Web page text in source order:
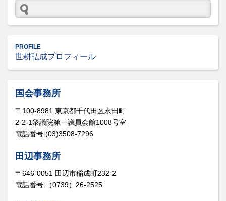
PROFILE
世耕弘成プロフィール
国会事務所
〒100-8981 東京都千代田区永田町
2-2-1衆議院第一議員会館1008号室
電話番号:(03)3508-7296
田辺事務所
〒646-0051 田辺市稲成町232-2
電話番号:（0739）26-2525